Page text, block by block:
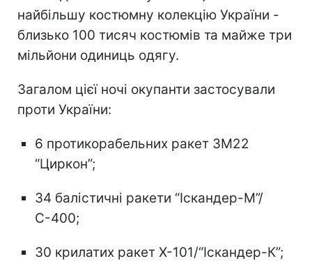
найбільшу костюмну колекцію України -
близько 100 тисяч костюмів та майже три
мільйони одиниць одягу.
Загалом цієї ночі окупанти застосували
проти України:
6 протикорабельних ракет 3М22
“Циркон”;
34 балістичні ракети “Іскандер-М”/
С-400;
30 крилатих ракет Х-101/“Іскандер-К”;